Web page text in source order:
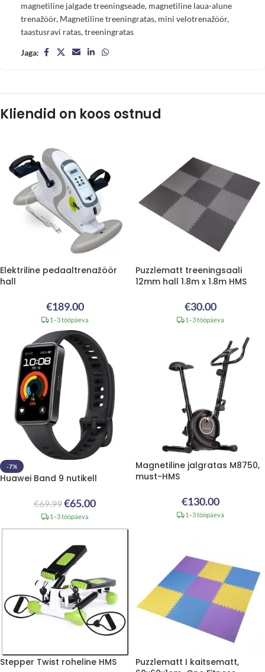
magnetiline jalgade treeningseade, magnetiline laua-alune
trenažöör, Magnetiline treeningratas, mini velotrenažöör,
taastusravi ratas,treeningratas
Jaga:
Kliendid on koos ostnud
Elektriline pedaaltrenažöör
hall
€189.00
1–3 tööpäeva
Puzzlematt treeningsaali
12mm hall 1.8m x 1.8m HMS
€30.00
1–3 tööpäeva
-7%
Huawei Band 9 nutikell
€69.99€65.00
1–3 tööpäeva
Magnetiline jalgratas M8750,
must-HMS
€130.00
1–3 tööpäeva
Stepper Twist roheline HMS
Puzzlematt I kaitsematt,